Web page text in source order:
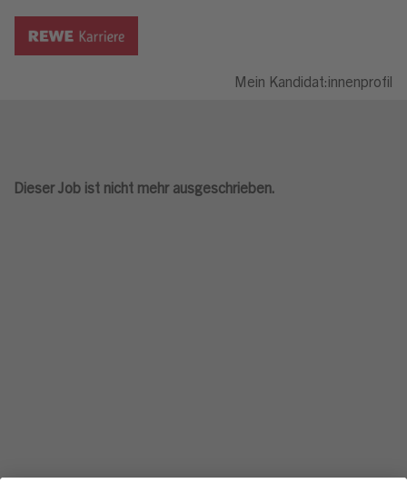
Mein Kandidat:innenprofil
Dieser Job ist nicht mehr ausgeschrieben.